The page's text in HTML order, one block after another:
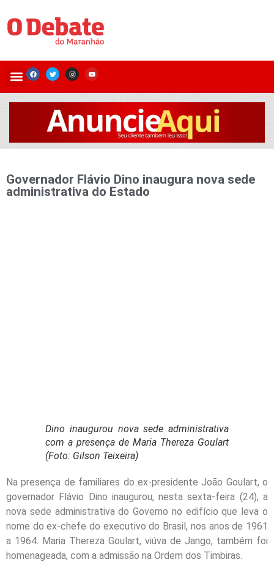
Governador Flávio Dino inaugura nova sede
administrativa do Estado
Dino inaugurou nova sede administrativa
com a presença de Maria Thereza Goulart
(Foto: Gilson Teixeira)
Na presença de familiares do ex-presidente João Goulart, o
governador Flávio Dino inaugurou, nesta sexta-feira (24), a
nova sede administrativa do Governo no edifício que leva o
nome do ex-chefe do executivo do Brasil, nos anos de 1961
a 1964. Maria Thereza Goulart, viúva de Jango, também foi
homenageada, com a admissão na Ordem dos Timbiras.